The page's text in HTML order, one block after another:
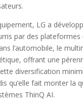
LG a
par des plateformes
l’automobile, le
offrant une
diversification
qu’elle fait monter la
ThinQ AI.